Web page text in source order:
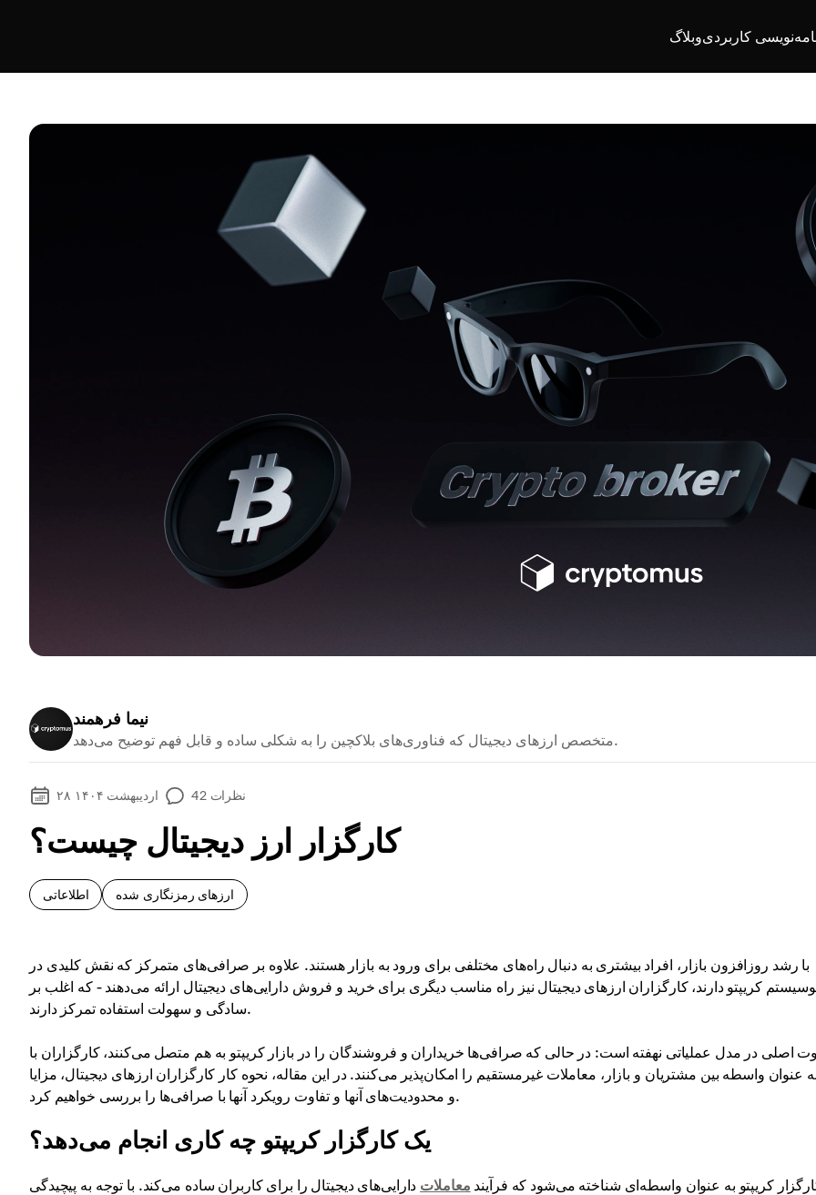
کاربردیوبلاگ
نیما فرهمند
متخصص ارزهای دیجیتال که فناوری‌های بلاکچین را به شکلی ساده و قابل فهم توضیح می‌دهد.
۲۸ اردیبهشت ۱۴۰۴ 42 نظرات
کارگزار ارز دیجیتال چیست؟
اطلاعاتی ارزهای رمزنگاری شده
با رشد روزافزون بازار، افراد بیشتری به دنبال راه‌های مختلفی برای ورود به بازار هستند. علاوه بر صرافی‌های متمرکز که نقش کلیدی در
کریپتو دارند، کارگزاران ارزهای دیجیتال نیز راه مناسب دیگری برای خرید و فروش دارایی‌های دیجیتال ارائه می‌دهند - که اغلب بر
سادگی و سهولت استفاده تمرکز دارند.
اصلی در مدل عملیاتی نهفته است: در حالی که صرافی‌ها خریداران و فروشندگان را در بازار کریپتو به هم متصل می‌کنند، کارگزاران با
عنوان واسطه بین مشتریان و بازار، معاملات غیرمستقیم را امکان‌پذیر می‌کنند. در این مقاله، نحوه کار کارگزاران ارزهای دیجیتال، مزایا
و محدودیت‌های آنها و تفاوت رویکرد آنها با صرافی‌ها را بررسی خواهیم کرد.
یک کارگزار کریپتو چه کاری انجام می‌دهد؟
کریپتو به عنوان واسطه‌ای شناخته می‌شود که فرآیند معاملات دارایی‌های دیجیتال را برای کاربران ساده می‌کند. با توجه به پیچیدگی